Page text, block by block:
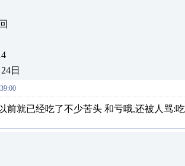
日
前就已经吃了不少苦头 和亏哦,还被人骂: